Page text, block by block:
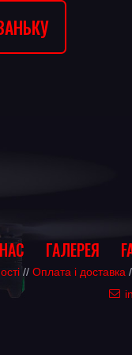
ГАЛЕРЕЯ
// Оплата і доставка